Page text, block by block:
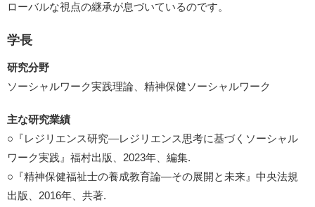
ローバルな視点の継承が息づいているのです。
学長
研究分野
ソーシャルワーク実践理論、精神保健ソーシャルワーク
主な研究業績
○『レジリエンス研究―レジリエンス思考に基づくソーシャル
ワーク実践』福村出版、2023年、編集.
○『精神保健福祉士の養成教育論―その展開と未来』中央法規
出版、2016年、共著.